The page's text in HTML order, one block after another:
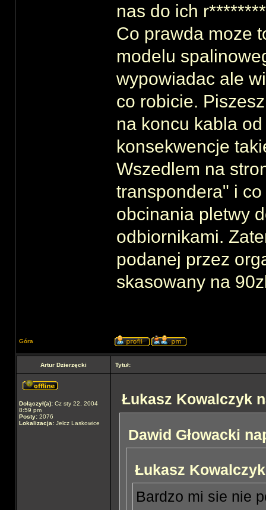
nas do ich
Co prawda moze
modelu
wypowiadac ale
co robicie.
na koncu kabla
konsekwencje
Wszedlem na
transpondera" i
obcinania pletwy
odbiornikami.
podanej przez
skasowany na
Góra
Artur Dzierzęcki Tytuł:
Dołączył(a): Cz sty 22, 2004
8:59 pm
Posty: 2076
Lokalizacja: Jelcz Laskowice
Łukasz Kowalczyk
Dawid Głowacki
Łukasz
Bardzo mi sie nie